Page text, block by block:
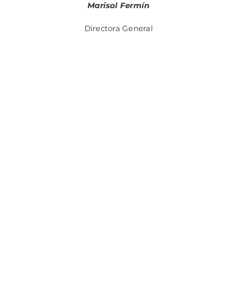
Marisol Fermín
Directora General